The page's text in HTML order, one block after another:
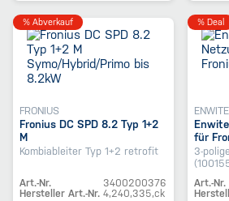
% Abverkauf
FRONIUS
Fronius DC SPD 8.2 Typ 1+2
M
Kombiableiter Typ 1+2 retrofit
Art.-Nr.
3400200376
Hersteller Art.-Nr. 4,240,335,ck
% Deal
für
3-
Art.-Nr.